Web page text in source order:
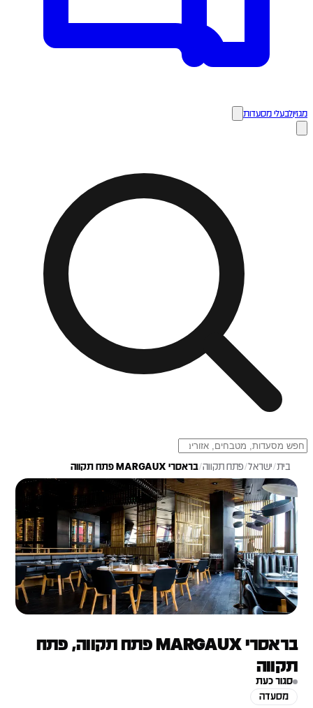
מגזיןלבעלי מסעדות
בית/ישראל/פתח תקווה/בראסרי MARGAUX פתח תקווה
בראסרי MARGAUX פתח תקווה, פתח
תקווה
סגור כעת
מסעדה